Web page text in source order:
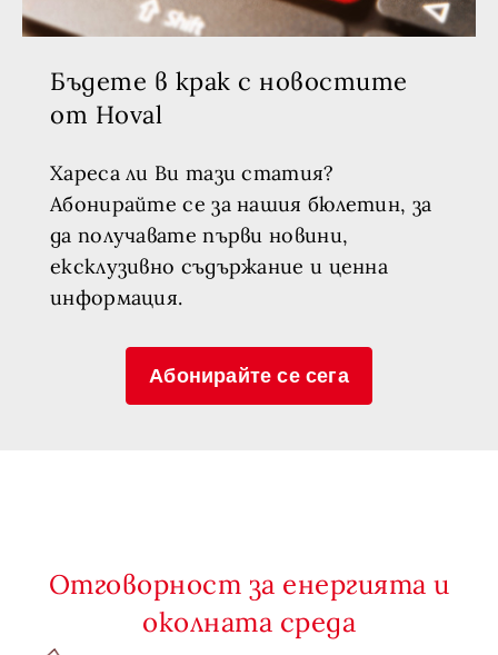
Бъдете в крак с новостите
от Hoval
Хареса ли Ви тази статия?
Абонирайте се за нашия бюлетин, за
да получавате първи новини,
ексклузивно съдържание и ценна
информация.
Абонирайте се сега
Отговорност за енергията и
околната среда